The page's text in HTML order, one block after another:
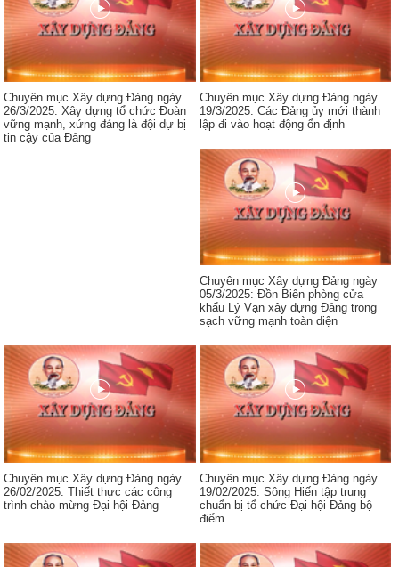
Chuyên mục Xây dựng Đảng ngày
26/3/2025: Xây dựng tổ chức Đoàn
vững mạnh, xứng đáng là đội dự bị
tin cậy của Đảng
Chuyên mục Xây dựng Đảng ngày
19/3/2025: Các Đảng ủy mới thành
lập đi vào hoạt động ổn định
Chuyên mục Xây dựng Đảng ngày
05/3/2025: Đồn Biên phòng cửa
khẩu Lý Vạn xây dựng Đảng trong
sạch vững mạnh toàn diện
Chuyên mục Xây dựng Đảng ngày
26/02/2025: Thiết thực các công
trình chào mừng Đại hội Đảng
Chuyên mục Xây dựng Đảng ngày
19/02/2025: Sông Hiến tập trung
chuẩn bị tổ chức Đại hội Đảng bộ
điểm